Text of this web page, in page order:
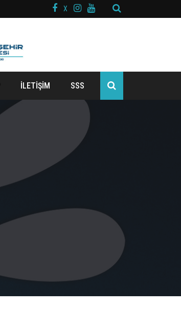
X
İLETİŞİM SSS